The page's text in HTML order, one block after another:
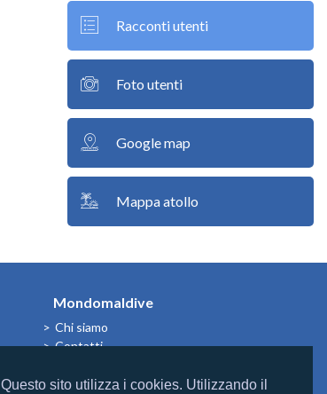
Questo sito utilizza i cookies. Utilizzando il
Racconti utenti
Foto utenti
Google map
Mappa atollo
Mondomaldive
Chi siamo
Contatti